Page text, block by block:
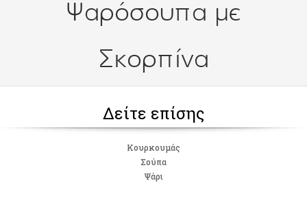
Ψαρόσουπα με
Σκορπίνα
Δείτε επίσης
Κουρκουμάς
Σούπα
Ψάρι